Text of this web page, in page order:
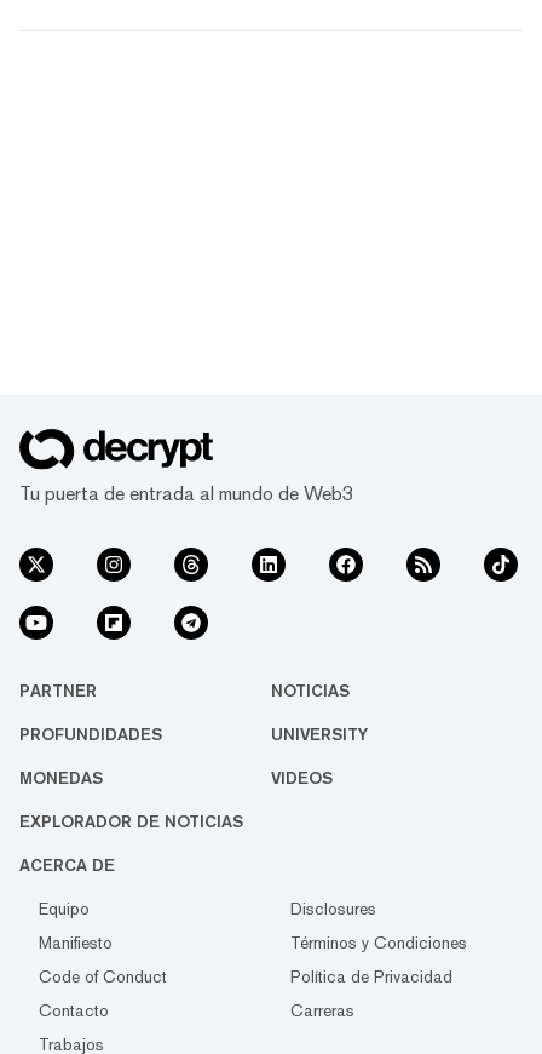
Tu puerta de entrada al mundo de Web3
PARTNER NOTICIAS
PROFUNDIDADES UNIVERSITY
MONEDAS VIDEOS
EXPLORADOR DE NOTICIAS
ACERCA DE
Equipo
Disclosures
Manifiesto
Términos y Condiciones
Code of Conduct
Política de Privacidad
Contacto
Carreras
Trabajos